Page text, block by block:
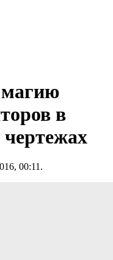
магию
в
00:11.